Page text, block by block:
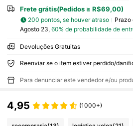
Frete grátis(Pedidos ≥ R$69,00)
200 pontos, se houver atraso Prazo
Agosto 23, 60% de probabilidade de
Devoluções Gratuitas
Para denunciar este vendedor e/ou
4,95 (1000+)